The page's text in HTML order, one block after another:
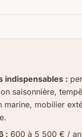
indispensables :
saisonnière,
marine, mobilier
: 600 à 5 500 € /